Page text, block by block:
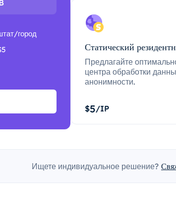
город
Статический
Предлагайте
центра обработки
анонимности.
$5/IP
Ищете индивидуальное решение?